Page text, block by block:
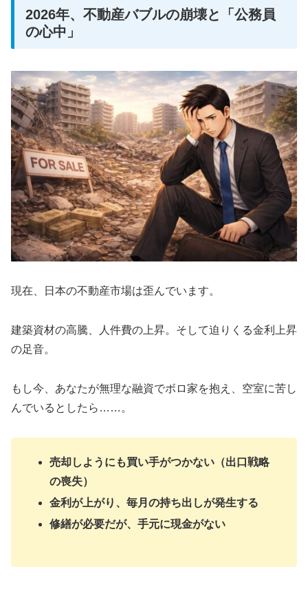
2026年、不動産バブルの崩壊と「公務員
の心中」
現在、日本の不動産市場は歪んでいます。
建築資材の高騰、人件費の上昇。そして迫りくる金利上昇
の足音。
もし今、あなたが無理な融資でボロ家を抱え、空室に苦し
んでいるとしたら……。
売却しようにも買い手がつかない（出口戦略
の喪失）
金利が上がり、毎月の持ち出しが発生する
修繕が必要だが、手元に現金がない